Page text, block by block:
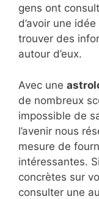
gens ont
d’avoir une
trouver des
autour d’eux.
Avec une
de nombreux
impossible de
l’avenir nous
mesure de
intéressantes.
concrètes sur
consulter une